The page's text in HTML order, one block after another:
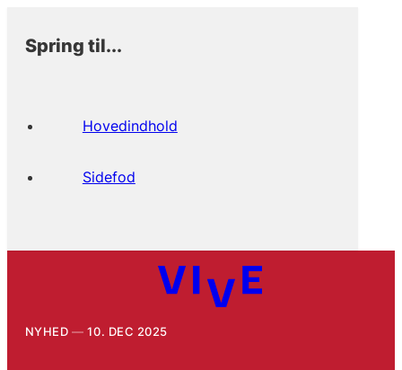
Spring til...
Hovedindhold
Sidefod
NYHED 10. DEC 2025